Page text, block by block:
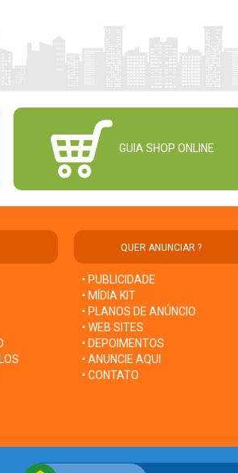
GUIA SHOP ONLINE
QUER ANUNCIAR ?
• PUBLICIDADE
• MÍDIA KIT
• PLANOS DE ANÚNCIO
• WEB SITES
• DEPOIMENTOS
• ANUNCIE AQUI
• CONTATO